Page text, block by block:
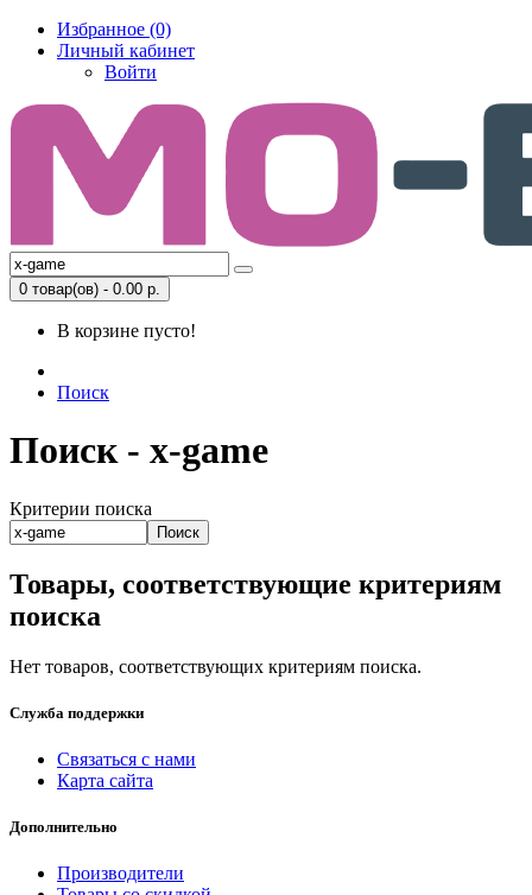
Избранное (0)
Личный кабинет
Войти
0 товар(ов) - 0.00 р.
В корзине пусто!
Поиск
Поиск - x-game
Критерии поиска
Товары, соответствующие критериям
поиска
Нет товаров, соответствующих критериям поиска.
Служба поддержки
Связаться с нами
Карта сайта
Дополнительно
Производители